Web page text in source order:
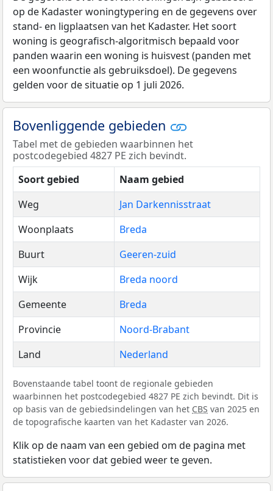
op de Kadaster woningtypering en de gegevens over
stand- en ligplaatsen van het Kadaster. Het soort
woning is geografisch-algoritmisch bepaald voor
panden waarin een woning is huisvest (panden met
een woonfunctie als gebruiksdoel). De gegevens
gelden voor de situatie op 1 juli 2026.
Bovenliggende gebieden
Tabel met de gebieden waarbinnen het
postcodegebied 4827 PE zich bevindt.
Soort gebied
Naam gebied
Weg
Jan Darkennisstraat
Woonplaats
Breda
Buurt
Geeren-zuid
Wijk
Breda noord
Gemeente
Breda
Provincie
Noord-Brabant
Land
Nederland
Bovenstaande tabel toont de regionale gebieden
waarbinnen het postcodegebied 4827 PE zich bevindt. Dit is
op basis van de gebiedsindelingen van het CBS van 2025 en
de topografische kaarten van het Kadaster van 2026.
Klik op de naam van een gebied om de pagina met
statistieken voor dat gebied weer te geven.